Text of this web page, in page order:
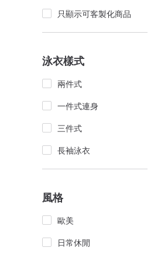
只顯示可客製化商品
泳衣樣式
兩件式
一件式連身
三件式
長袖泳衣
風格
歐美
日常休閒